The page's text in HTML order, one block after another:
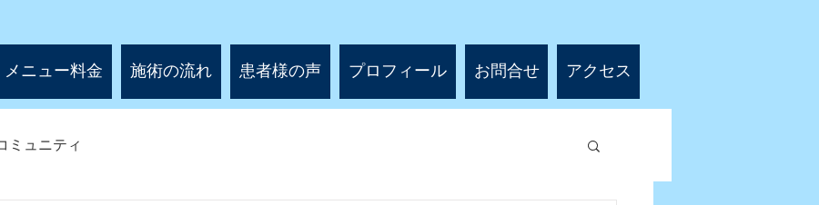
メニュー料金 施術の流れ 患者様の声 プロフィール お問合せ アクセス
ミュニティ